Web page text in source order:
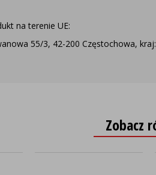
na terenie UE:
55/3, 42-200 Częstochowa,
Zobacz